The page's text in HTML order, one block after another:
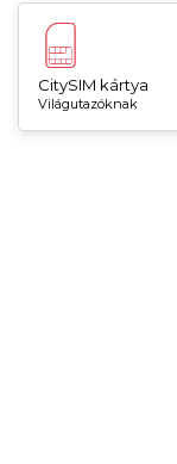
CitySIM kártya
Világutazóknak